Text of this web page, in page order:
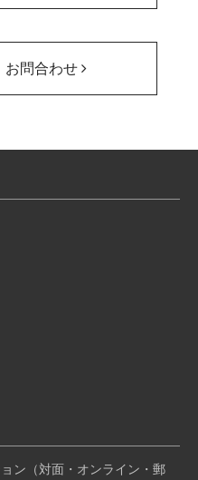
お問合わせ
ン（対面・オンライン・郵